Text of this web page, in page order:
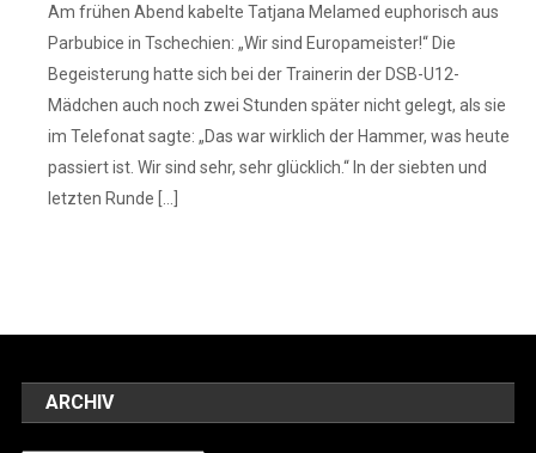
Am frühen Abend kabelte Tatjana Melamed euphorisch aus
Parbubice in Tschechien: „Wir sind Europameister!“ Die
Begeisterung hatte sich bei der Trainerin der DSB-U12-
Mädchen auch noch zwei Stunden später nicht gelegt, als sie
im Telefonat sagte: „Das war wirklich der Hammer, was heute
passiert ist. Wir sind sehr, sehr glücklich.“ In der siebten und
letzten Runde […]
ARCHIV